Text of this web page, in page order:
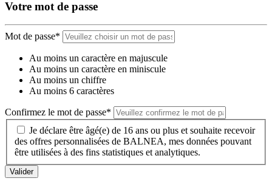
Votre mot de passe
Mot de passe*
Au moins un caractère en majuscule
Au moins un caractère en miniscule
Au moins un chiffre
Au moins 6 caractères
Confirmez le mot de passe*
Je déclare être âgé(e) de 16 ans ou plus et souhaite recevoir
des offres personnalisées de BALNEA, mes données pouvant
être utilisées à des fins statistiques et analytiques.